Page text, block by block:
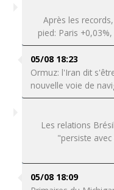
Après les
pied: Paris
05/08 18:23
Ormuz: l'Iran dit
nouvelle voie de
Les relations
"persiste
05/08 18:09